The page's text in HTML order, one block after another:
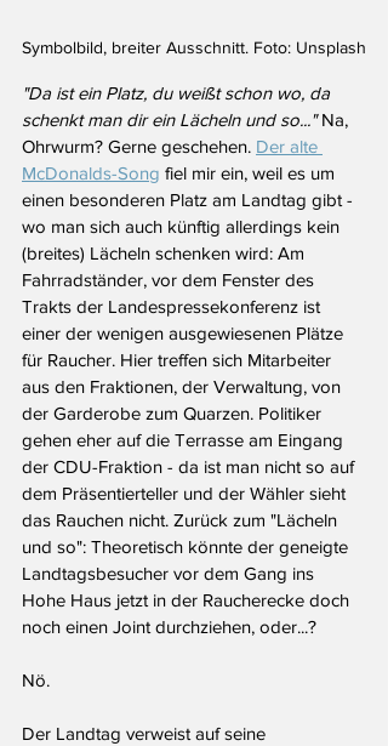
Symbolbild, breiter Ausschnitt. Foto: Unsplash
"Da ist ein Platz, du weißt schon wo, da
schenkt man dir ein Lächeln und so..." Na,
Ohrwurm? Gerne geschehen. Der alte
McDonalds-Song fiel mir ein, weil es um
einen besonderen Platz am Landtag gibt -
wo man sich auch künftig allerdings kein
(breites) Lächeln schenken wird: Am
Fahrradständer, vor dem Fenster des
Trakts der Landespressekonferenz ist
einer der wenigen ausgewiesenen Plätze
für Raucher. Hier treffen sich Mitarbeiter
aus den Fraktionen, der Verwaltung, von
der Garderobe zum Quarzen. Politiker
gehen eher auf die Terrasse am Eingang
der CDU-Fraktion - da ist man nicht so auf
dem Präsentierteller und der Wähler sieht
das Rauchen nicht. Zurück zum "Lächeln
und so": Theoretisch könnte der geneigte
Landtagsbesucher vor dem Gang ins
Hohe Haus jetzt in der Raucherecke doch
noch einen Joint durchziehen, oder...?
Nö.
Der Landtag verweist auf seine